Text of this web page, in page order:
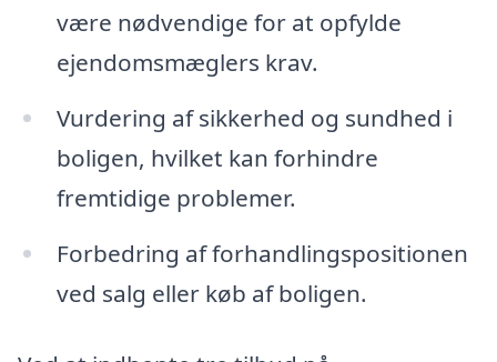
være nødvendige for at opfylde
ejendomsmæglers krav.
Vurdering af sikkerhed og sundhed i
boligen, hvilket kan forhindre
fremtidige problemer.
Forbedring af forhandlingspositionen
ved salg eller køb af boligen.